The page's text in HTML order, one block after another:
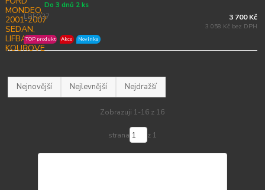
LDFO37
Do 3 dnů 2 ks
TOP produkt Akce Novinka
3 700 Kč
3 058 Kč bez DPH
Nejnovější Nejlevnější Nejdražší
Zobrazuji 1-16 z 16
strana z 1